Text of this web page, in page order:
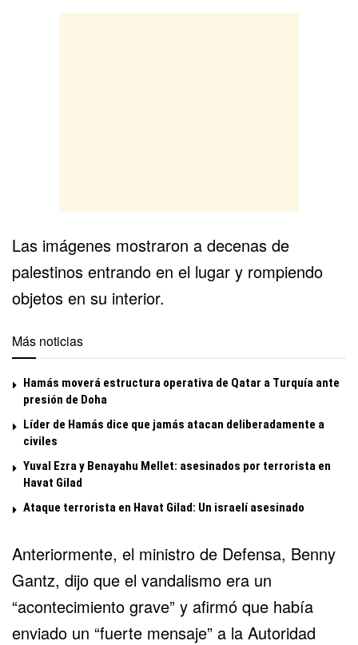
Las imágenes mostraron a decenas de
palestinos entrando en el lugar y rompiendo
objetos en su interior.
Más noticias
Hamás moverá estructura operativa de Qatar a Turquía ante
presión de Doha
Líder de Hamás dice que jamás atacan deliberadamente a
civiles
Yuval Ezra y Benayahu Mellet: asesinados por terrorista en
Havat Gilad
Ataque terrorista en Havat Gilad: Un israelí asesinado
Anteriormente, el ministro de Defensa, Benny
Gantz, dijo que el vandalismo era un
“acontecimiento grave” y afirmó que había
enviado un “fuerte mensaje” a la Autoridad